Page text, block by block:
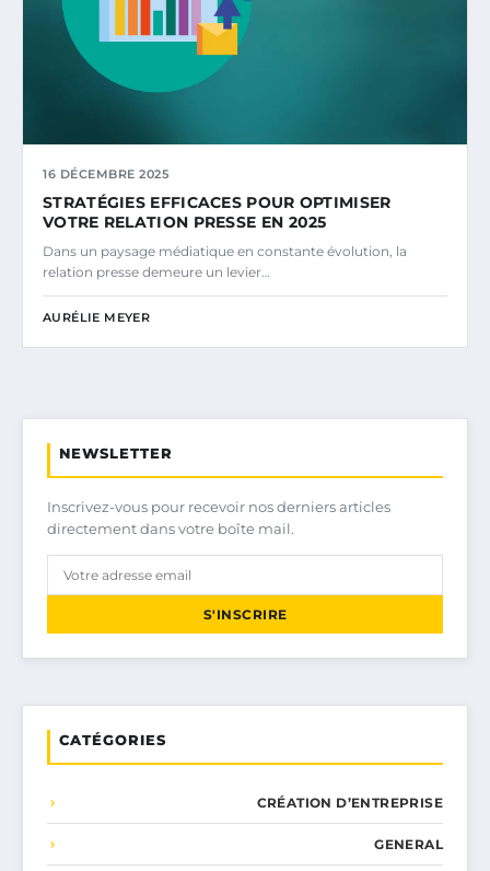
16 DÉCEMBRE 2025
STRATÉGIES EFFICACES POUR OPTIMISER
VOTRE RELATION PRESSE EN 2025
Dans un paysage médiatique en constante évolution, la
relation presse demeure un levier…
AURÉLIE MEYER
NEWSLETTER
Inscrivez-vous pour recevoir nos derniers articles
directement dans votre boîte mail.
S'INSCRIRE
CATÉGORIES
CRÉATION D’ENTREPRISE
GENERAL